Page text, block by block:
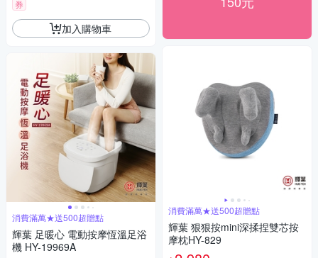
券
加入購物車
消費滿萬★送500超贈點
輝葉 足暖心 電動按摩恆溫足浴
機 HY-19969A
消費滿萬★送500超贈點
輝葉 狠狠按mini深揉捏雙芯按
摩枕HY-829